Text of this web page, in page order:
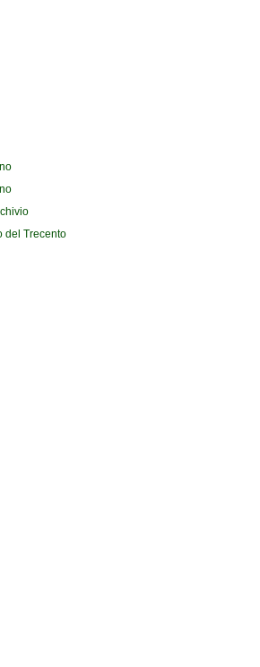
del Trecento